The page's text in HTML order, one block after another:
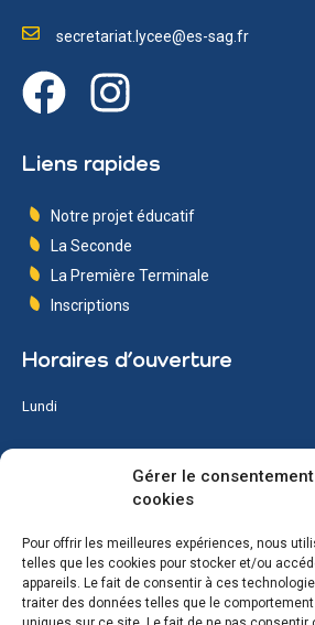
Gérer le
cookies
Pour offrir les meilleures expériences, nous
telles que les cookies pour stocker et/ou
appareils. Le fait de consentir à ces
traiter des données telles que le
secretariat.lycee@es-sag.fr
Liens rapides
Notre projet éducatif
La Seconde
La Première Terminale
Inscriptions
Horaires d’ouverture
Lundi
Mercredi
Jeudi